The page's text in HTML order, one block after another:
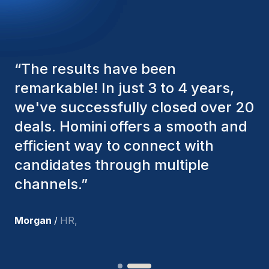
“The Homini consultants have
consistently considered various
factors to ensure they present the
best candidates. The individuals
we've hired are still with us, and
I’m truly pleased with the new
team members.
Joakin / Deputy-AMLCO